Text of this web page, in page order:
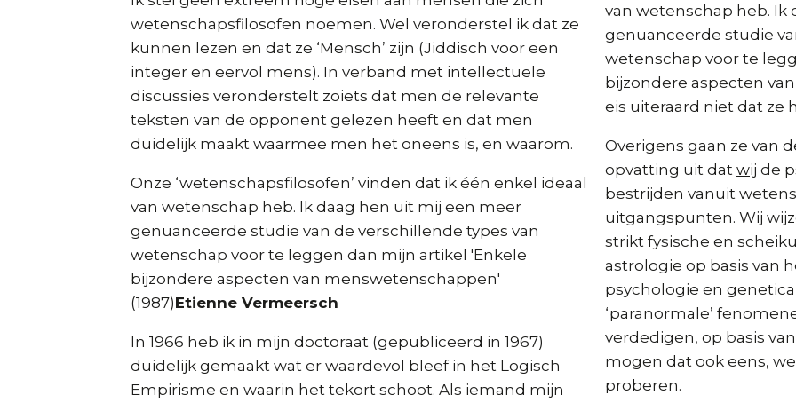
wetenschapsfilosofen noemen. Wel veronderstel ik dat ze
kunnen lezen en dat ze ‘Mensch’ zijn (Jiddisch voor een
integer en eervol mens). In verband met intellectuele
discussies veronderstelt zoiets dat men de relevante
teksten van de opponent gelezen heeft en dat men
duidelijk maakt waarmee men het oneens is, en waarom.
Onze ‘wetenschapsfilosofen’ vinden dat ik één enkel ideaal
van wetenschap heb. Ik daag hen uit mij een meer
genuanceerde studie van de verschillende types van
wetenschap voor te leggen dan mijn artikel 'Enkele
bijzondere aspecten van menswetenschappen'
(1987)Etienne Vermeersch
In 1966 heb ik in mijn doctoraat (gepubliceerd in 1967)
duidelijk gemaakt wat er waardevol bleef in het Logisch
Empirisme en waarin het tekort schoot. Als iemand mijn
van wetenschap heb. Ik
genuanceerde studie
wetenschap voor te
bijzondere aspecten
eis uiteraard niet dat ze
Overigens gaan ze van
opvatting uit dat wij de
bestrijden vanuit
uitgangspunten. Wij
strikt fysische en
astrologie op basis van
psychologie en
‘paranormale’
verdedigen, op basis
mogen dat ook eens,
proberen.